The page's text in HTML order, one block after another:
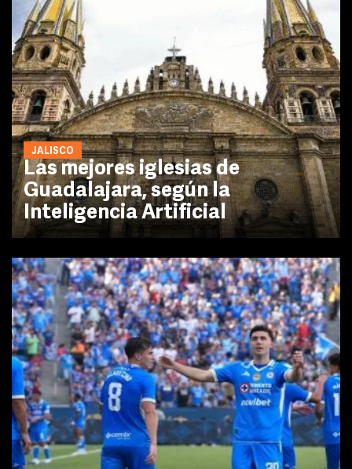
JALISCO
Las mejores iglesias de
Guadalajara, según la
Inteligencia Artificial